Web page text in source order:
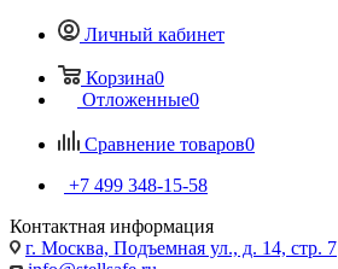
Личный кабинет
Корзина0
Отложенные0
Сравнение товаров0
+7 499 348-15-58
Контактная информация
г. Москва, Подъемная ул., д. 14, стр. 7